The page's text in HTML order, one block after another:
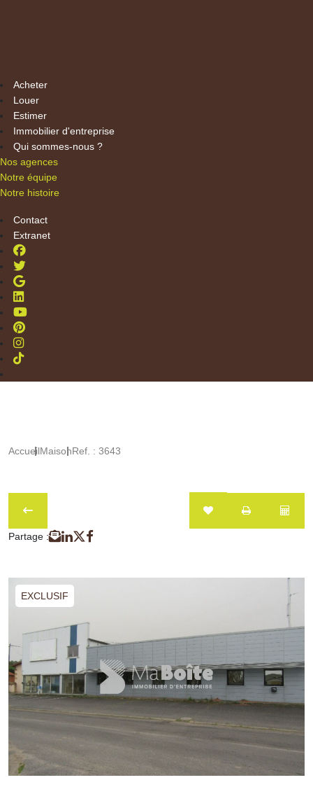
Acheter
Louer
Estimer
Immobilier d'entreprise
Qui sommes-nous ?
Nos agences
Notre équipe
Notre histoire
Contact
Extranet
AccueilMaisonRef. : 3643
Partage :
EXCLUSIF